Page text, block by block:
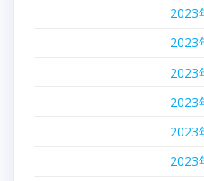
2023
2023
2023
2023
2023
2023